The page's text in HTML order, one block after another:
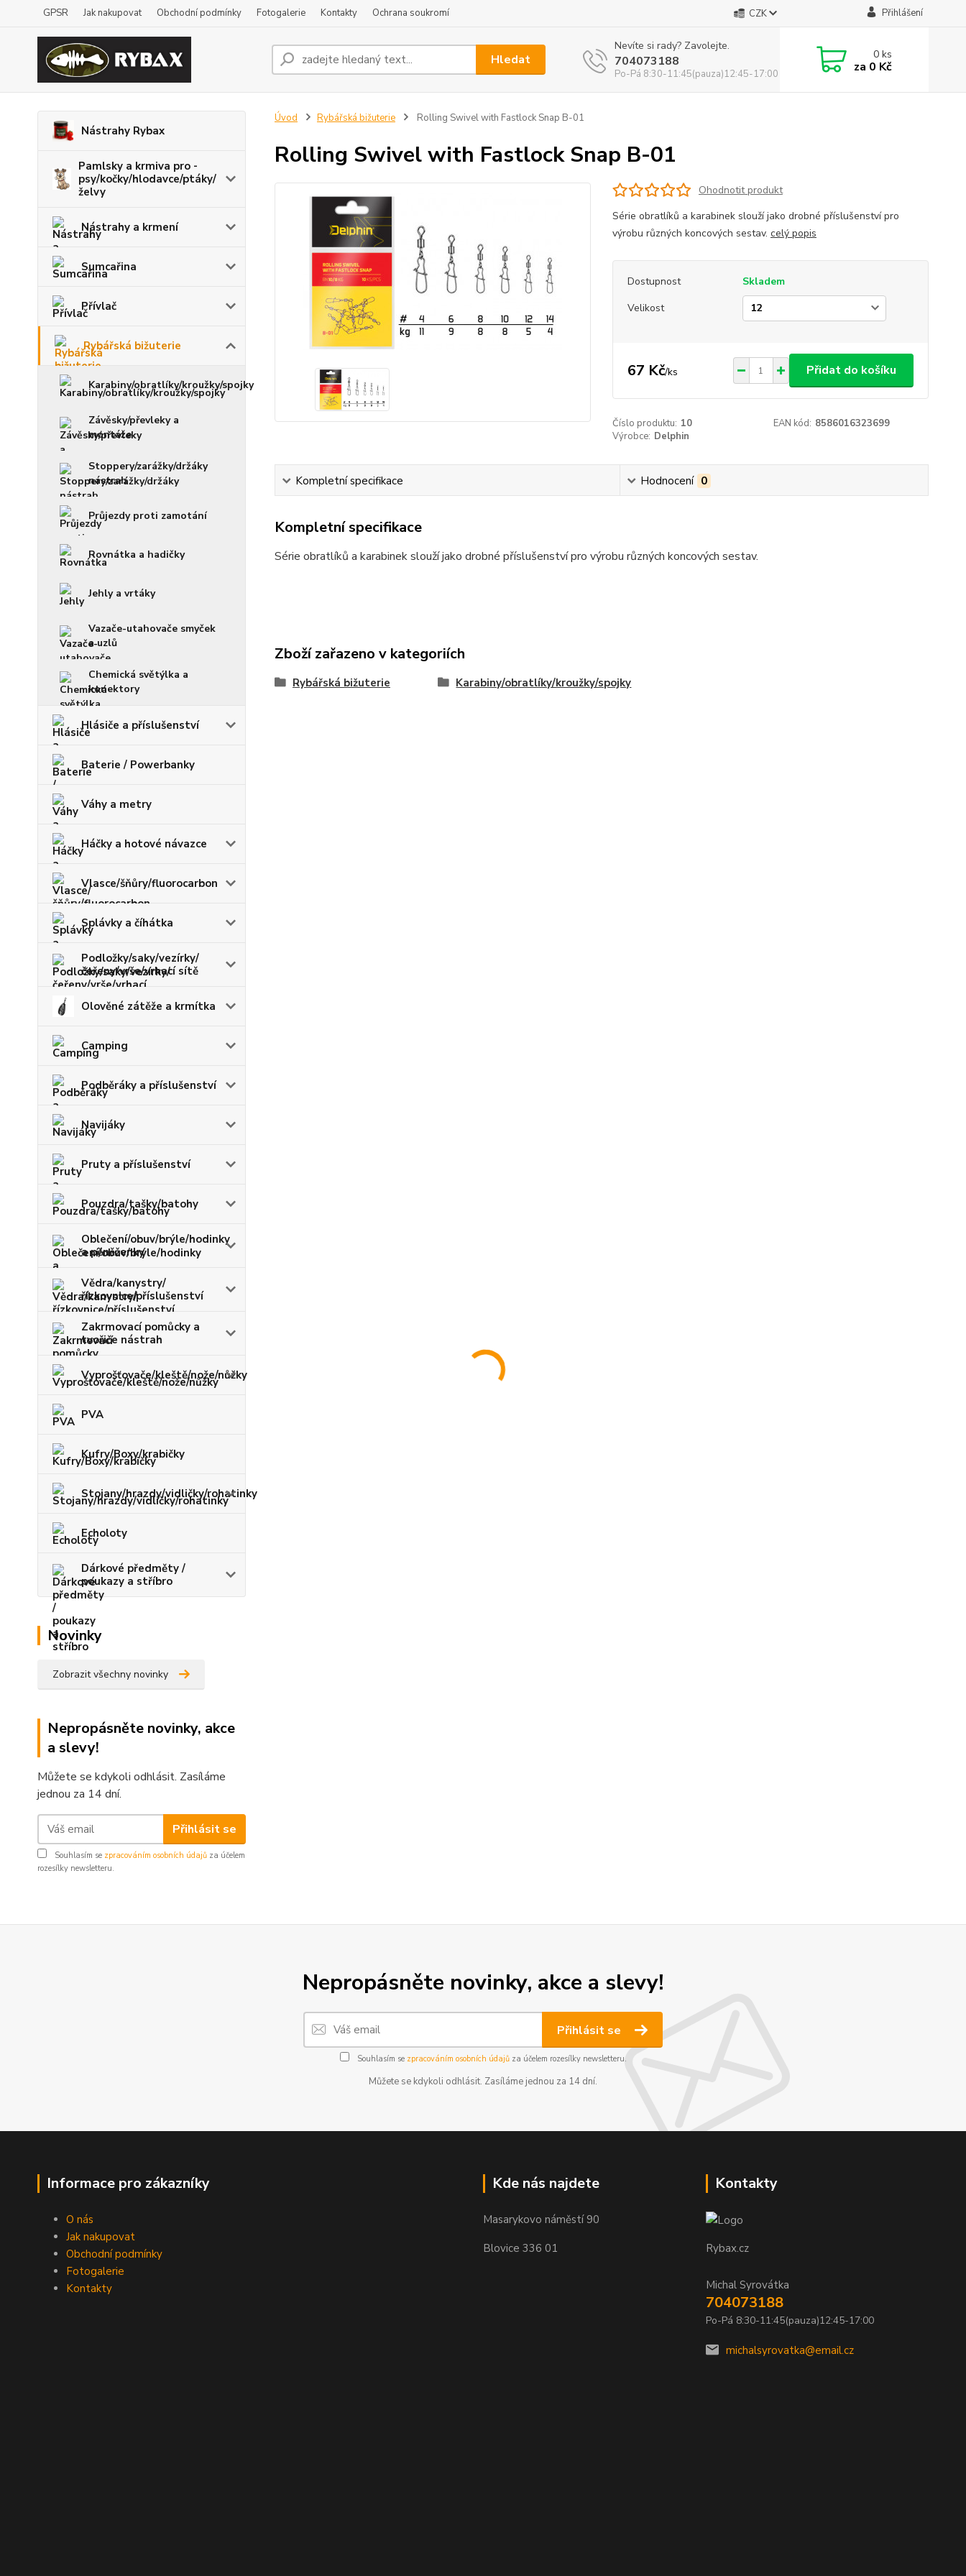
GPSR Jak nakupovat Obchodní podmínky Fotogalerie Kontakty Ochrana soukromí CZK Přihlášení
Hledat
Nevíte si rady? Zavolejte.
704073188
Po-Pá 8:30-11:45(pauza)12:45-17:00
0ks
za 0 Kč
Nástrahy Rybax
Pamlsky a krmiva pro -
psy/kočky/hlodavce/ptáky/
želvy
Nástrahy a krmení
Sumcařina
Přívlač
Rybářská bižuterie
Karabiny/obratlíky/kroužky/spojky
Závěsky/převleky a
montáže
Stoppery/zarážky/držáky
nástrah
Průjezdy proti zamotání
Rovnátka a hadičky
Jehly a vrtáky
Vazače-utahovače smyček
a uzlů
Chemická světýlka a
konektory
Hlásiče a příslušenství
Baterie / Powerbanky
Váhy a metry
Háčky a hotové návazce
Vlasce/šňůry/fluorocarbon
Splávky a číhátka
Podložky/saky/vezírky/
čeřeny/vrše/vrhací sítě
Olověné zátěže a krmítka
Camping
Podběráky a příslušenství
Navijáky
Pruty a příslušenství
Pouzdra/tašky/batohy
Oblečení/obuv/brýle/hodinky
a pěněženky
Vědra/kanystry/
řízkovnice/příslušenství
Zakrmovací pomůcky a
tvořiče nástrah
Vyprošťovače/kleště/nože/nůžky
PVA
Kufry/Boxy/krabičky
Stojany/hrazdy/vidličky/rohatinky
Echoloty
Dárkové předměty /
poukazy a stříbro
Novinky
Zobrazit všechny novinky
Nepropásněte novinky, akce
a slevy!
Můžete se kdykoli odhlásit. Zasíláme
jednou za 14 dní.
Přihlásit se
Souhlasím se zpracováním osobních údajů za účelem
rozesílky newsletteru.
Úvod Rybářská bižuterie Rolling Swivel with Fastlock Snap B-01
Rolling Swivel with Fastlock Snap B-01
Ohodnotit produkt
Série obratlíků a karabinek slouží jako drobné příslušenství pro
výrobu různých koncových sestav. celý popis
Dostupnost
Skladem
Velikost
67 Kč/ks Přidat do košíku
Číslo produktu: 10 EAN kód: 8586016323699
Výrobce: Delphin
Kompletní specifikace Hodnocení 0
Kompletní specifikace
Série obratlíků a karabinek slouží jako drobné příslušenství pro výrobu různých koncových sestav.
Zboží zařazeno v kategoriích
Rybářská bižuterie Karabiny/obratlíky/kroužky/spojky
Nepropásněte novinky, akce a slevy!
Přihlásit se
Souhlasím se zpracováním osobních údajůza účelem rozesílky newsletteru.
Můžete se kdykoli odhlásit. Zasíláme jednou za 14 dní.
Informace pro zákazníky
O nás
Jak nakupovat
Obchodní podmínky
Fotogalerie
Kontakty
Kde nás najdete
Masarykovo náměstí 90
Blovice 336 01
Kontakty
Rybax.cz
Michal Syrovátka
704073188
Po-Pá 8:30-11:45(pauza)12:45-17:00
michalsyrovatka@email.cz